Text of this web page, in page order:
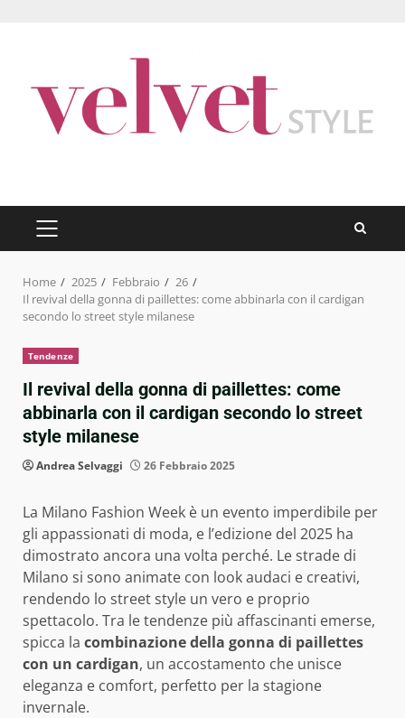
PRIMARY
MENU
Home 2025 Febbraio
26
Il revival della gonna di paillettes: come abbinarla con il cardigan
secondo lo street style milanese
Tendenze
Il revival della gonna di paillettes: come
abbinarla con il cardigan secondo lo street
style milanese
Andrea Selvaggi 26 Febbraio 2025
La Milano Fashion Week è un evento imperdibile per
gli appassionati di moda, e l’edizione del 2025 ha
dimostrato ancora una volta perché. Le strade di
Milano si sono animate con look audaci e creativi,
rendendo lo street style un vero e proprio
spettacolo. Tra le tendenze più affascinanti emerse,
spicca la combinazione della gonna di paillettes
con un cardigan, un accostamento che unisce
eleganza e comfort, perfetto per la stagione
invernale.